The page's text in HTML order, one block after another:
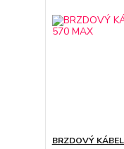
BRZDOVÝ